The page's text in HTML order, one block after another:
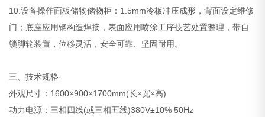
10.设备操作面板储物储物柜：1.5mm冷板冲压成形，背面设定维修
门；底座应用钢构造焊接，表面应用喷涂工序技艺处置整理，带自
锁脚轮装置，位移灵活，安全可靠、坚固耐用。
三、技术规格
外观尺寸：1600×900×1700mm(长×宽×高)
动力电源：三相四线(或三相五线)380V±10% 50Hz